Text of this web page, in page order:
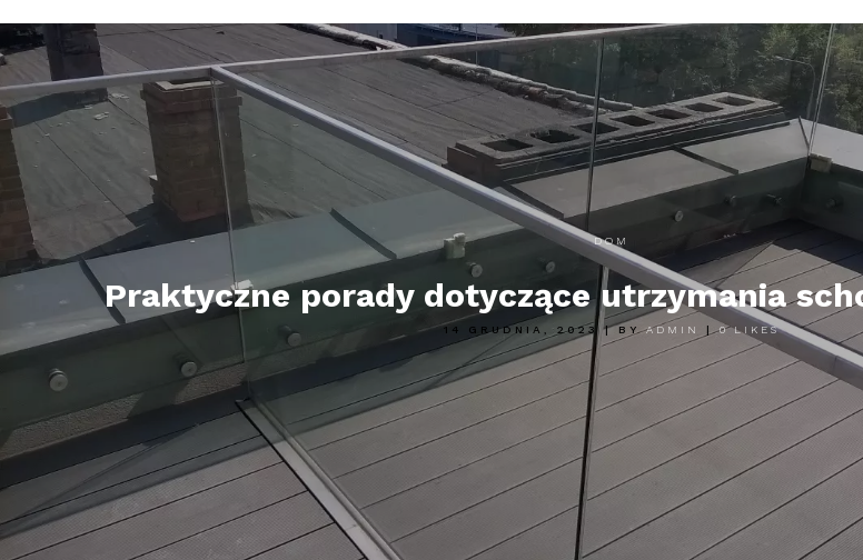
DOM
Praktyczne porady dotyczące utrzymania
14 GRUDNIA, 2023| BYADMIN | 0 LIKES